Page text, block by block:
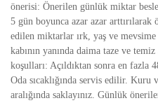
önerisi: Önerilen günlük miktar
5 gün boyunca azar azar arttırılarak
edilen miktarlar ırk, yaş ve
kabının yanında daima taze ve
koşulları: Açıldıktan sonra en fazla
Oda sıcaklığında servis edilir. Kuru
aralığında saklayınız. Günlük